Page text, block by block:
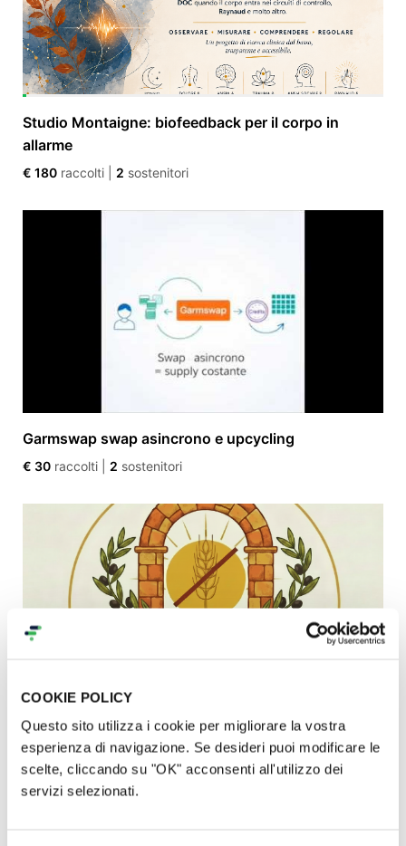
COOKIE POLICY
Questo sito utilizza i cookie per migliorare la vostra
esperienza di navigazione. Se desideri puoi modificare le
scelte, cliccando su "OK" acconsenti all'utilizzo dei
servizi selezionati.
Studio Montaigne: biofeedback per il corpo in
allarme
€ 180 raccolti 2 sostenitori
Garmswap swap asincrono e upcycling
€ 30 raccolti 2 sostenitori
Laboratorio artigianale di Pizza & Pane Fresco
Senza Glutine nel cuore di Roma
raccolti